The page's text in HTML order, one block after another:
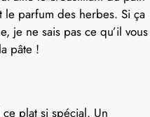
le parfum des herbes. Si ça
je ne sais pas ce qu’il vous
pâte !
plat si spécial. Un